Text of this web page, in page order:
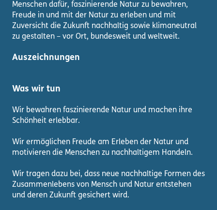
Menschen dafür, faszinierende Natur zu bewahren,
Freude in und mit der Natur zu erleben und mit
Zuversicht die Zukunft nachhaltig sowie klimaneutral
zu gestalten – vor Ort, bundesweit und weltweit.
Auszeichnungen
Was wir tun
Wir bewahren faszinierende Natur und machen ihre
Schönheit erlebbar.
Wir ermöglichen Freude am Erleben der Natur und
motivieren die Menschen zu nachhaltigem Handeln.
Wir tragen dazu bei, dass neue nachhaltige Formen des
Zusammenlebens von Mensch und Natur entstehen
und deren Zukunft gesichert wird.